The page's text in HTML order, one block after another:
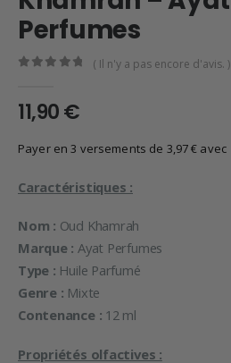
Perfumes
( Il n'y a pas encore d'avis. )
11,90€
Payer en 3 versements de 3,97€ avec
Caractéristiques :
Nom : Oud Khamrah
Marque : Ayat Perfumes
Type : Huile Parfumé
Genre : Mixte
Contenance : 12 ml
Propriétés olfactives :